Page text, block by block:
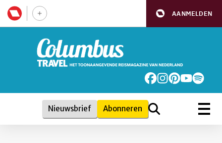
AANMELDEN
Nieuwsbrief Abonneren